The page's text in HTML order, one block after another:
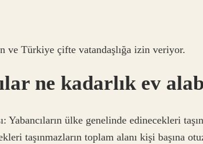
ve Türkiye çifte vatandaşlığa izin veriyor.
ne kadarlık ev
Yabancıların ülke genelinde edinecekleri
taşınmazların toplam alanı kişi başına